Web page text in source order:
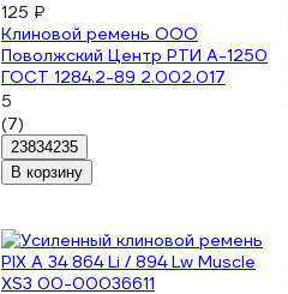
125 ₽
Клиновой ремень ООО
Поволжский Центр РТИ А-1250
ГОСТ 1284.2-89 2.002.017
5
(7)
23834235
В корзину